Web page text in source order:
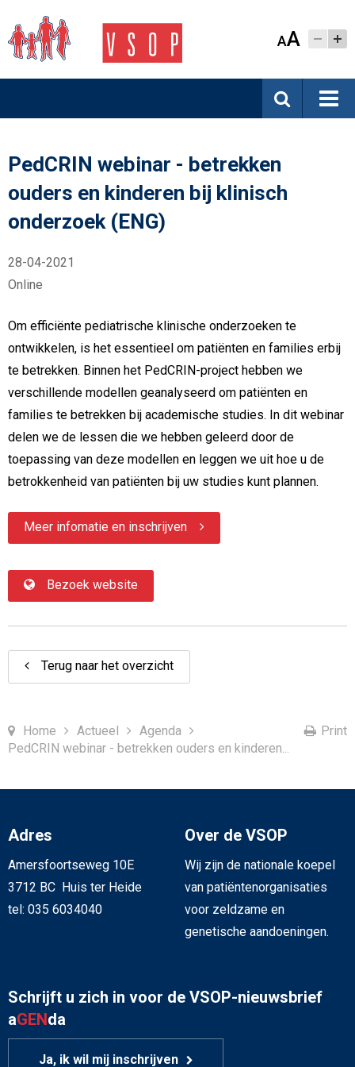
AA
PedCRIN webinar - betrekken
ouders en kinderen bij klinisch
onderzoek (ENG)
28-04-2021
Online
Om efficiënte pediatrische klinische onderzoeken te
ontwikkelen, is het essentieel om patiënten en families erbij
te betrekken. Binnen het PedCRIN-project hebben we
verschillende modellen geanalyseerd om patiënten en
families te betrekken bij academische studies. In dit webinar
delen we de lessen die we hebben geleerd door de
toepassing van deze modellen en leggen we uit hoe u de
betrokkenheid van patiënten bij uw studies kunt plannen.
Meer infomatie en inschrijven
Bezoek website
Terug naar het overzicht
Home Actueel
Agenda
PedCRIN webinar - betrekken ouders en kinderen...
Print
Adres
Amersfoortseweg 10E
3712 BC Huis ter Heide
tel: 035 6034040
Over de VSOP
Wij zijn de nationale koepel
van patiëntenorganisaties
voor zeldzame en
genetische aandoeningen.
Schrijft u zich in voor de VSOP-nieuwsbrief
aGENda
Ja, ik wil mij inschrijven